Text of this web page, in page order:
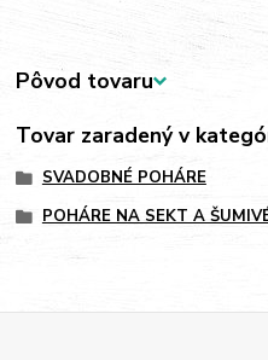
Pôvod tovaru
Tovar zaradený v
SVADOBNÉ POHÁRE
POHÁRE NA SEKT A